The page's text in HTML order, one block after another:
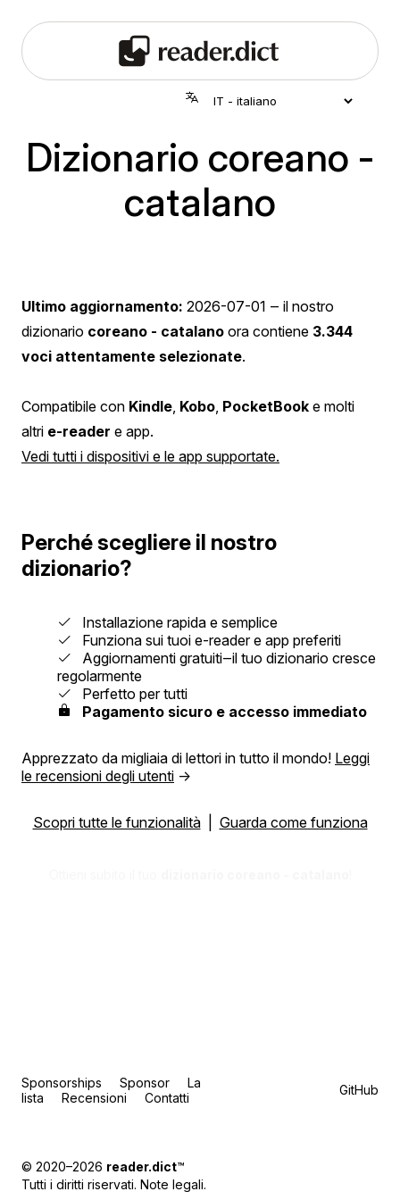
Dizionario coreano -
catalano
Ultimo aggiornamento: 2026-07-01 ‒ il nostro
dizionario coreano - catalano ora contiene 3.344
voci attentamente selezionate.
Compatibile con Kindle Kobo PocketBook e molti
altri e-reader e app.
Vedi tutti i dispositivi e le app supportate.
Perché scegliere il nostro
dizionario?
Installazione rapida e semplice
Funziona sui tuoi e-reader e app preferiti
Aggiornamenti gratuiti‒il tuo dizionario cresce
regolarmente
Perfetto per tutti
Pagamento sicuro e accesso immediato
Apprezzato da migliaia di lettori in tutto il mondo! Leggi
le recensioni degli utenti →
Scopri tutte le funzionalità| Guarda come funziona
Sponsorships Sponsor
La
lista
Recensioni Contatti GitHub
© 2020–2026 reader.dict™
Tutti i diritti riservati. Note legali.